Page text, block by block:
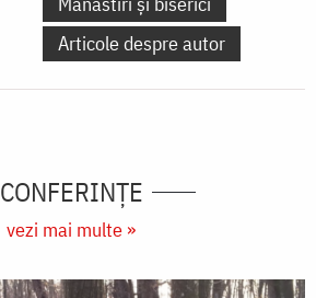
Articole despre autor
CONFERINȚE
vezi mai multe »